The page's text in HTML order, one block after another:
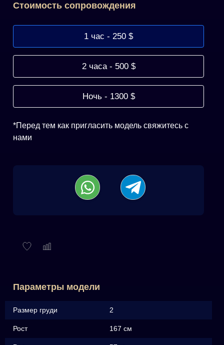
Cтоимость сопровождения
1 час - 250 $
2 часа - 500 $
Ночь - 1300 $
*Перед тем как пригласить модель свяжитесь с
нами
Параметры модели
Размер груди 2
Рост 167 см